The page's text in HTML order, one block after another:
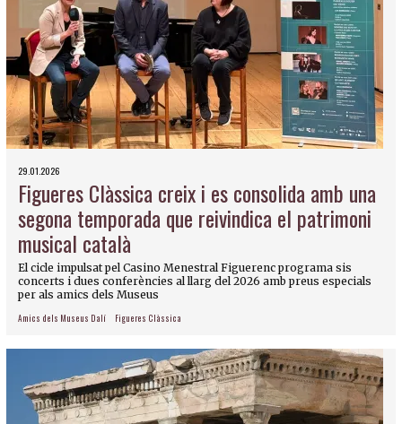
29.01.2026
Figueres Clàssica creix i es consolida amb una
segona temporada que reivindica el patrimoni
musical català
El cicle impulsat pel Casino Menestral Figuerenc programa sis
concerts i dues conferències al llarg del 2026 amb preus especials
per als amics dels Museus
Amics dels Museus Dalí Figueres Clàssica